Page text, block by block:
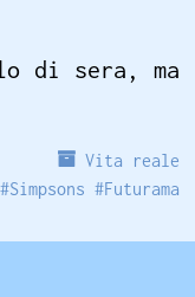
di sera, ma
Vita reale
Simpsons #Futurama